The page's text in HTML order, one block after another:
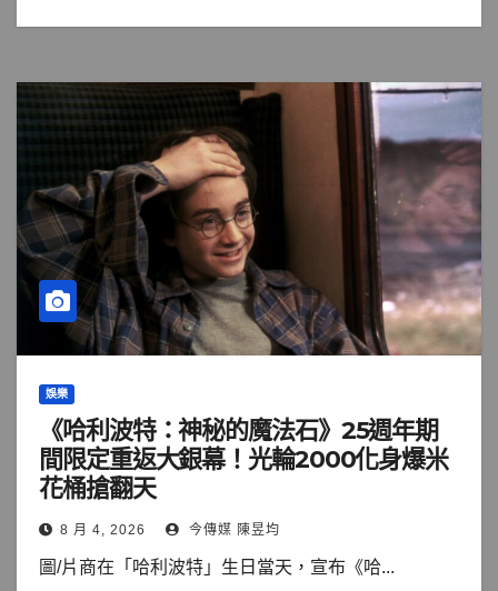
娛樂
《哈利波特：神秘的魔法石》25週年期
間限定重返大銀幕！光輪2000化身爆米
花桶搶翻天
8 月 4, 2026 今傳媒 陳昱均
圖/片商在「哈利波特」生日當天，宣布《哈...